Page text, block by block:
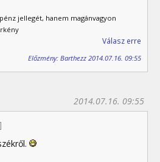
jellegét, hanem magánvagyon
Válasz erre
Előzmény: Barthezz 2014.07.16. 09:55
2014.07.16. 09:55